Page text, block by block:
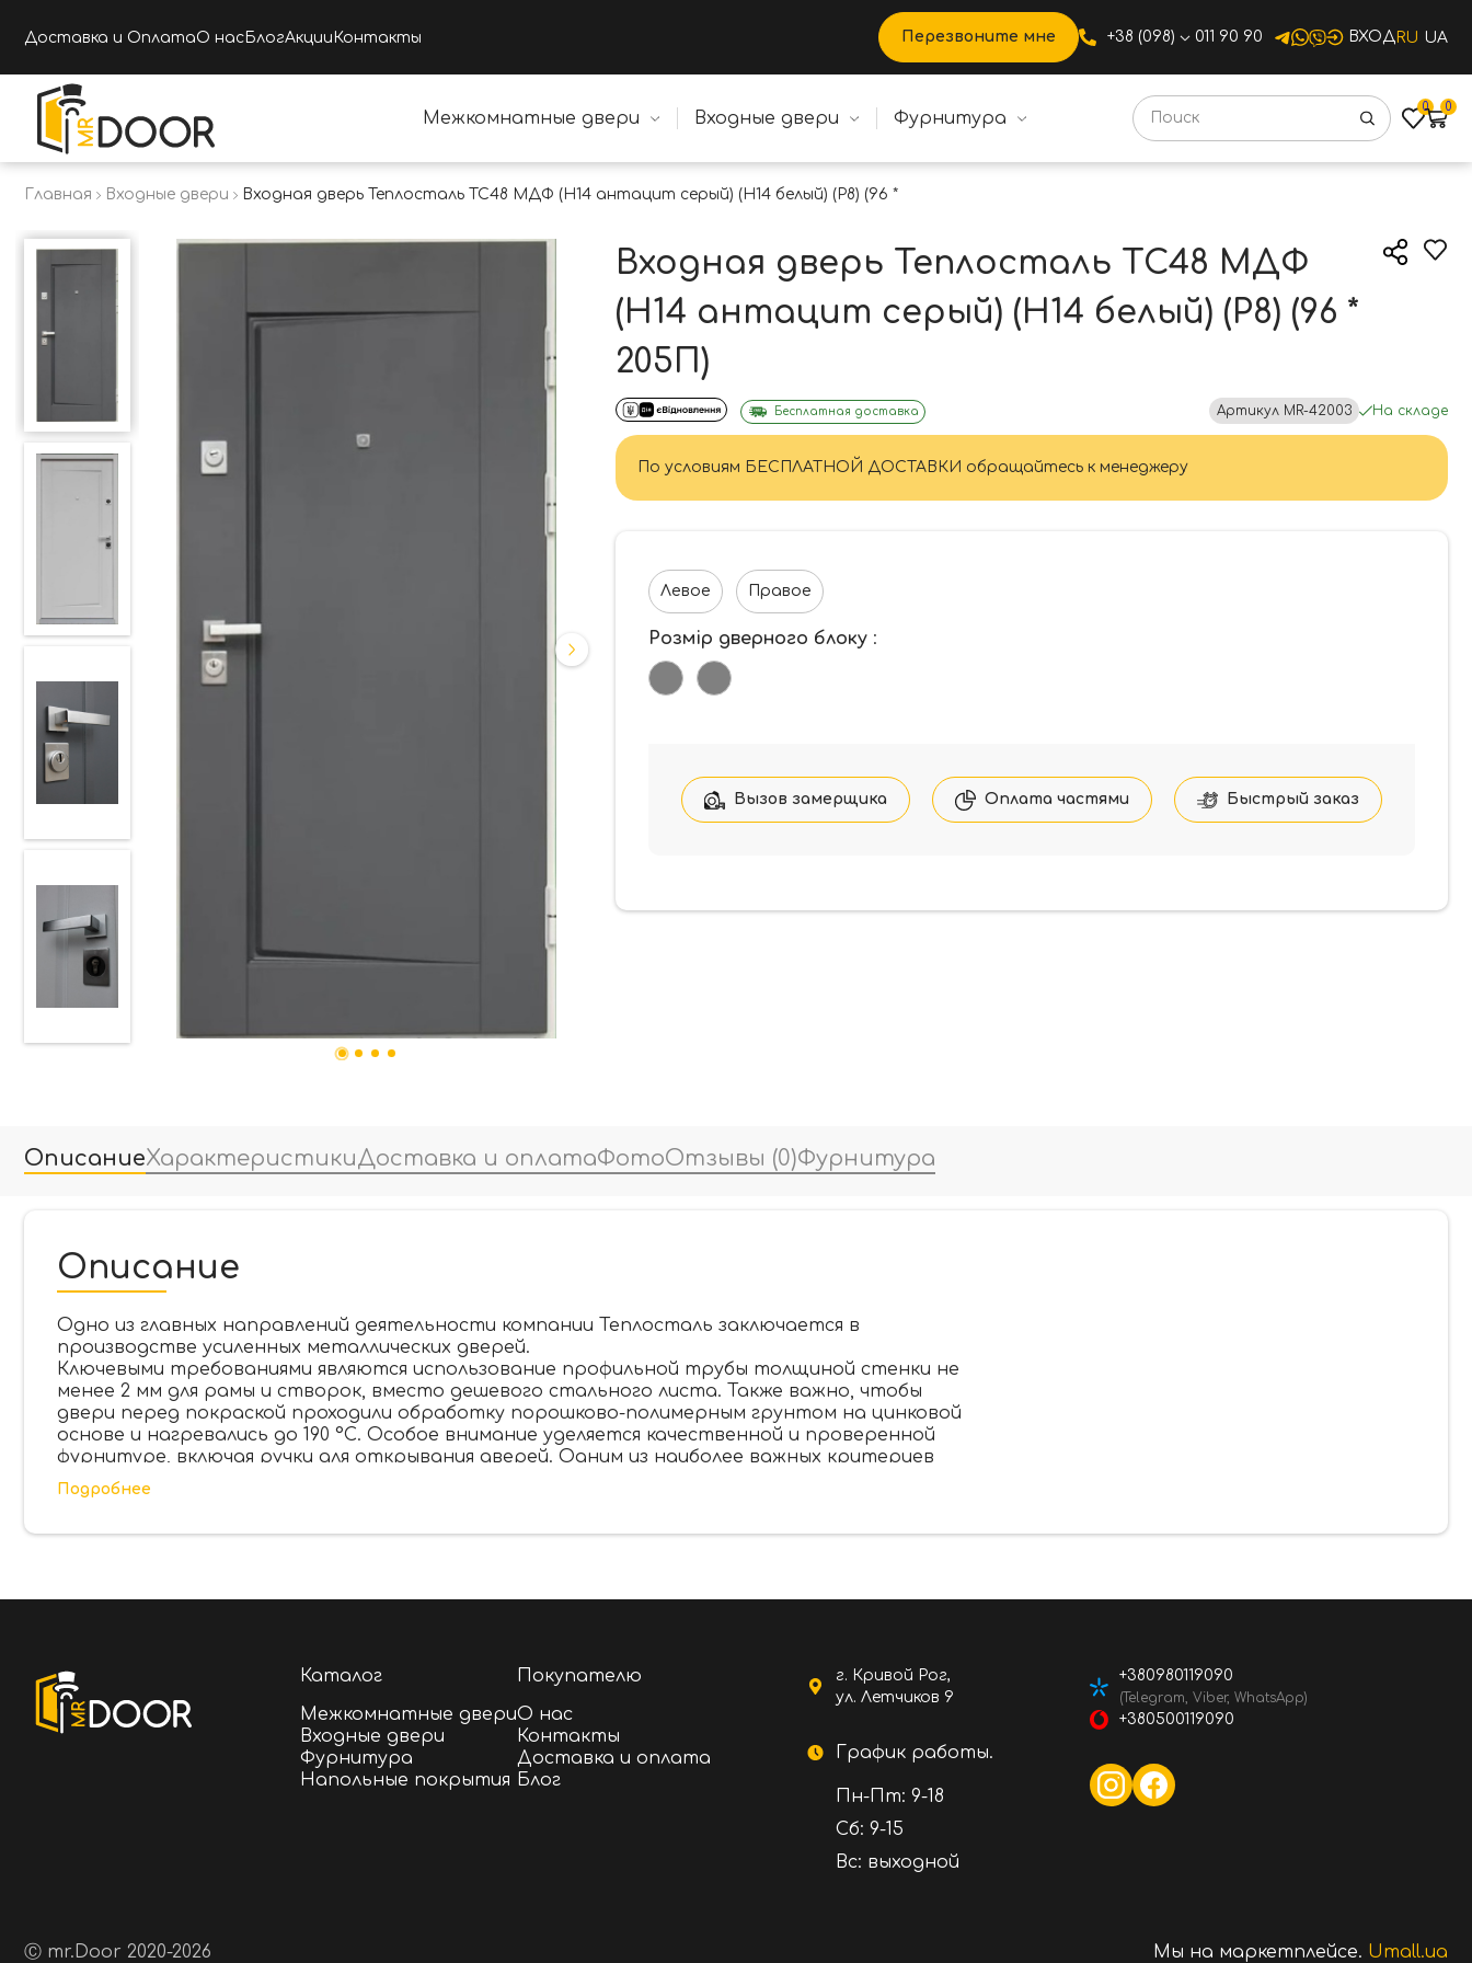
Доставка и ОплатаО нас БлогАкции Контакты Перезвоните мне +38 (098) 011 90 90 ВХОД RU UA
Межкомнатные двери Входные двери Фурнитура
0 0
Главная Входные двери Входная дверь Теплосталь ТС48 МДФ (Н14 антацит серый) (Н14 белый) (Р8) (96 * 205П)
Входная дверь Теплосталь ТС48 МДФ
(Н14 антацит серый) (Н14 белый) (Р8) (96 *
205П)
Бесплатная доставка Артикул MR-42003 На складе
По условиям БЕСПЛАТНОЙ ДОСТАВКИ обращайтесь к менеджеру
Левое Правое
Розмір дверного блоку :
Вызов замерщика Оплата частями Быстрый заказ
ОписаниеХарактеристикиДоставка и оплатаФотоОтзывы (0)Фурнитура
Описание
Одно из главных направлений деятельности компании Теплосталь заключается в
производстве усиленных металлических дверей.
Ключевыми требованиями являются использование профильной трубы толщиной стенки не
менее 2 мм для рамы и створок, вместо дешевого стального листа. Также важно, чтобы
двери перед покраской проходили обработку порошково-полимерным грунтом на цинковой
основе и нагревались до 190 °C. Особое внимание уделяется качественной и проверенной
фурнитуре, включая ручки для открывания дверей. Одним из наиболее важных критериев
при выборе входной двери является ее вес.
Входные двери Теплосталь легко можно купить в магазине Mr Door с быстрой доставкой в
Подробнее
Каталог
Межкомнатные двери
Входные двери
Фурнитура
Напольные покрытия
Покупателю
О нас
Контакты
Доставка и оплата
Блог
г. Кривой Рог,
ул. Летчиков 9
График работы.
Пн-Пт: 9-18
Сб: 9-15
Вс: выходной
+380980119090
(Telegram, Viber, WhatsApp)
+380500119090
Ⓒ mr.Door 2020-2026 Мы на маркетплейсе. Umall.ua